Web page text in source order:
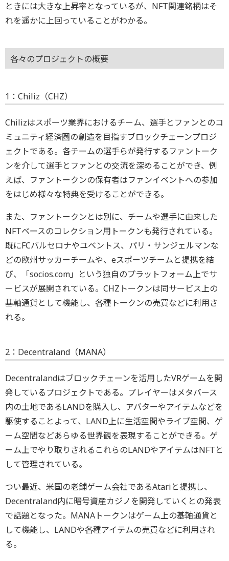
ときには大きな上昇率となっているが、NFT関連銘柄はそ
れを遥かに上回っていることがわかる。
各々のプロジェクトの概要
1：Chiliz（CHZ）
Chilizはスポーツ業界におけるチーム、選手とファンとのコ
ミュニティ経済圏の創造を目指すブロックチェーンプロジ
ェクトである。各チームの選手らが発行するファントーク
ンを介して選手とファンとの交流を深めることができ、例
えば、ファントークンの保有者はファンイベントへの参加
をはじめ様々な特典を受けることができる。
また、ファントークンとは別に、チームや選手に由来した
NFTベースのコレクション用トークンも発行されている。
既にFCバルセロナやユベントス、パリ・サンジェルマンな
どの欧州サッカーチームや、eスポーツチームと提携を結
び、「socios.com」という独自のプラットフォーム上でサ
ービスが展開されている。CHZトークンは同サービス上の
基軸通貨として機能し、各種トークンの売買などに利用さ
れる。
2：Decentraland（MANA）
Decentralandはブロックチェーンを活用したVRゲームを開
発しているプロジェクトである。プレイヤーはメタバース
内の土地であるLANDを購入し、アバターやアイテムなどを
駆使することよって、LAND上に生活空間やライブ空間、ゲ
ーム空間などあらゆる世界観を表現することができる。ゲ
ーム上でやり取りされるこれらのLANDやアイテムはNFTと
して管理されている。
つい最近、米国の老舗ゲーム会社であるAtariと提携し、
Decentraland内に暗号資産カジノを開発していくとの発表
で話題となった。MANAトークンはゲーム上の基軸通貨と
して機能し、LANDや各種アイテムの売買などに利用され
る。